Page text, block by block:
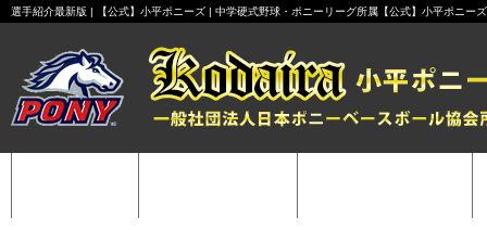
選手紹介最新版 | 【公式】小平ポニーズ | 中学硬式野球・ポニーリーグ所属【公式】小平ポニー